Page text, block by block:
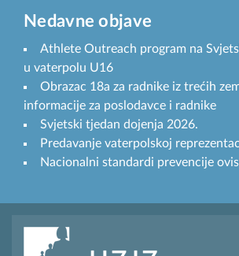
Nedavne objave
Athlete Outreach program na
u vaterpolu U16
Obrazac 18a za radnike iz trećih
informacije za poslodavce i radnike
Svjetski tjedan dojenja 2026.
Predavanje vaterpolskoj
Nacionalni standardi prevencije